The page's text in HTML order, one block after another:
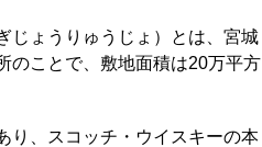
じょうりゅうじょ）とは、宮城
のことで、敷地面積は20万平方
り、スコッチ・ウイスキーの本